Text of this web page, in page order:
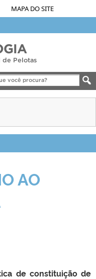
MAPA DO SITE
de Pelotas
AO
constituição de